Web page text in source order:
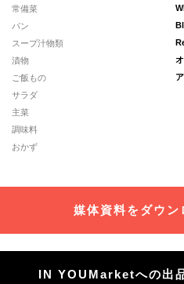
常備菜
パン
スープ汁物類
漬物
ご飯もの
サラダ
主菜
調味料
おかず
媒体資料をダウン
IN YOUMarketへの出